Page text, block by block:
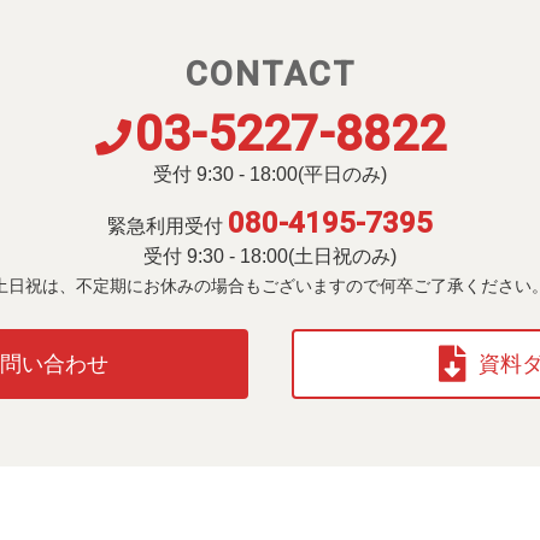
CONTACT
03-5227-8822
受付 9:30 - 18:00(平日のみ)
緊急利用受付 080-4195-7395
受付 9:30 - 18:00(土日祝のみ)
日祝は、不定期にお休みの場合も ございますので何卒ご了承ください。
い合わせ 資料